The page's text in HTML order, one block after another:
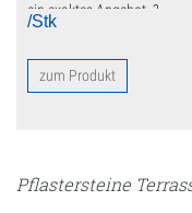
Sandstein
ein exaktes Angebot. ?
/Stk
zum Produkt
Pflastersteine